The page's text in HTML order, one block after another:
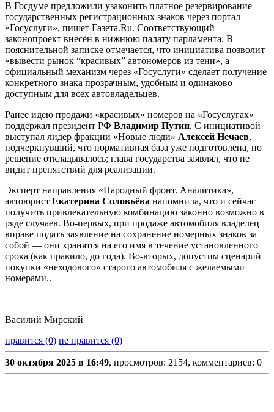
В Госдуме предложили узаконить платное резервирование
государственных регистрационных знаков через портал
«Госуслуги», пишет Газета.Ru. Соответствующий
законопроект внесён в нижнюю палату парламента. В
пояснительной записке отмечается, что инициатива позволит
«вывести рынок “красивых” автономеров из тени», а
официальный механизм через «Госуслуги» сделает получение
конкретного знака прозрачным, удобным и одинаково
доступным для всех автовладельцев.
Ранее идею продажи «красивых» номеров на «Госуслугах»
поддержал президент РФ Владимир Путин. С инициативой
выступал лидер фракции «Новые люди» Алексей Нечаев,
подчеркнувший, что нормативная база уже подготовлена, но
решение откладывалось; глава государства заявлял, что не
видит препятствий для реализации.
Эксперт направления «Народный фронт. Аналитика»,
автоюрист Екатерина Соловьёва напомнила, что и сейчас
получить привлекательную комбинацию законно возможно в
ряде случаев. Во-первых, при продаже автомобиля владелец
вправе подать заявление на сохранение номерных знаков за
собой — они хранятся на его имя в течение установленного
срока (как правило, до года). Во-вторых, допустим сценарий
покупки «неходового» старого автомобиля с желаемыми
номерами..
Василий Мирский
нравится (0) не нравится (0)
30 октября 2025 в 16:49, просмотров: 2154, комментариев: 0